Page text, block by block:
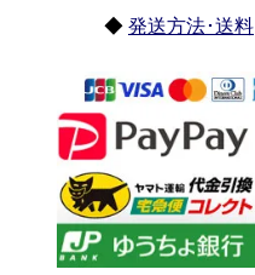
◆ 発送方法･送料